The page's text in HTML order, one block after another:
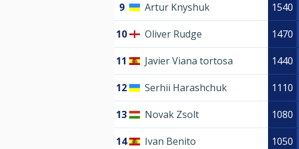
9 Artur Knyshuk 1540
10 Oliver Rudge 1470
11 Javier Viana tortosa 1440
12 Serhii Harashchuk 1110
13 Novak Zsolt 1080
14 Ivan Benito 1050